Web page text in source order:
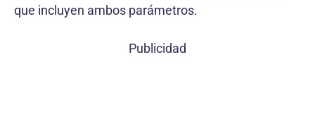
que incluyen ambos parámetros.
Publicidad